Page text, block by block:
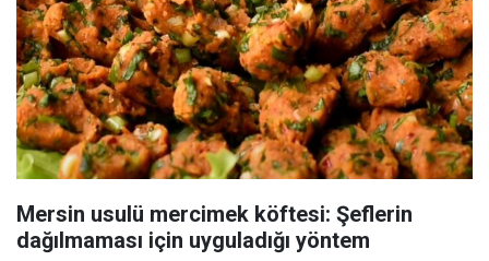
Mersin usulü mercimek köftesi: Şeflerin
dağılmaması için uyguladığı yöntem